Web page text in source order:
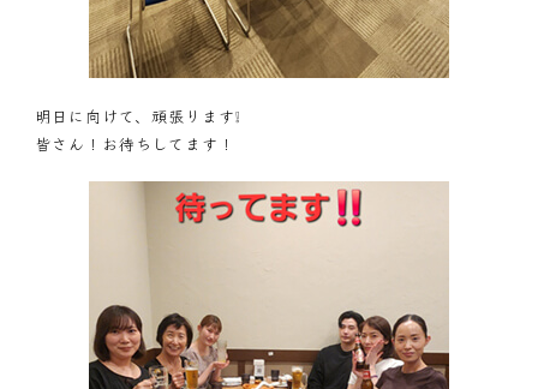
明日に向けて、頑張ります❕
皆さん！お待ちしてます！